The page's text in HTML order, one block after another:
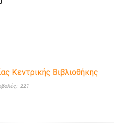
Κεντρικής Βιβλιοθήκης
221